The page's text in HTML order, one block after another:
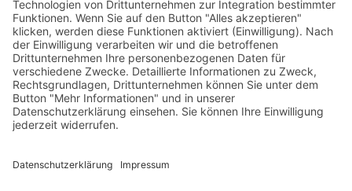
Leonhard Fromm
Goethestr. 27
73614 Schorndorf
Telefon. 07181 4769906
E-Mail:fromm@der-medienberater.de